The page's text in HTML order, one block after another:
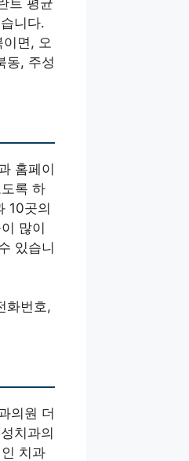
트 평균
니다.
면, 오
동, 주성
홈페이
록 하
10곳의
많이
있습니
화번호,
의원 더
치과의
치과